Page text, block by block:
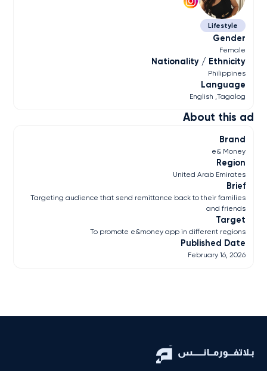
About this ad
Brand
e& Money
Region
United Arab Emirates
Brief
Targeting audience that send remittance back to their families
and friends
Target
To promote e&money app in different regions
Published Date
February 16, 2026
Lifestyle
Gender
Female
Nationality / Ethnicity
Philippines
Language
Tagalog
English